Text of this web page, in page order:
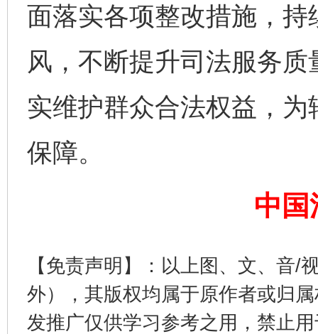
面落实各项整改措施，
风，不断提升司法服务
实维护群众合法权益，
保障。
中国
【免责声明】：以上图、文、音/
外），其版权均属于原作者或归
发推广仅供学习参考之用，禁止
完善运行机制助力责任有效落实